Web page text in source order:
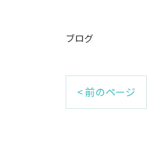
ブログ
< 前のページ